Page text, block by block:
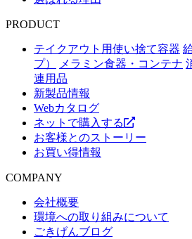
PRODUCT
テイクアウト用使い捨て容器
プ）
メラミン食器・コンテナ
連用品
新製品情報
Webカタログ
ネットで購入する
お客様とのストーリー
お買い得情報
COMPANY
会社概要
環境への取り組みについて
ごきげんブログ